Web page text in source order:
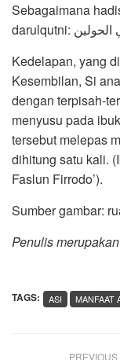
Sebagaimana
Kedelapan, yang
Kesembilan, Si
dengan terpisah-
menyusu pada
tersebut melepas
dihitung satu kali.
Faslun Firrodo’).
Sumber gambar:
Penulis
TAGS: ASI MANFAAT
PREVIOUS